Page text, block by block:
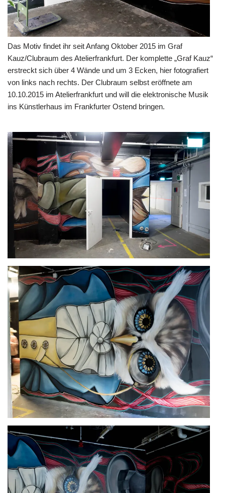
Das Motiv findet ihr seit Anfang Oktober 2015 im Graf
Kauz/Clubraum des Atelierfrankfurt. Der komplette „Graf Kauz“
erstreckt sich über 4 Wände und um 3 Ecken, hier fotografiert
von links nach rechts. Der Clubraum selbst eröffnete am
10.10.2015 im Atelierfrankfurt und will die elektronische Musik
ins Künstlerhaus im Frankfurter Ostend bringen.